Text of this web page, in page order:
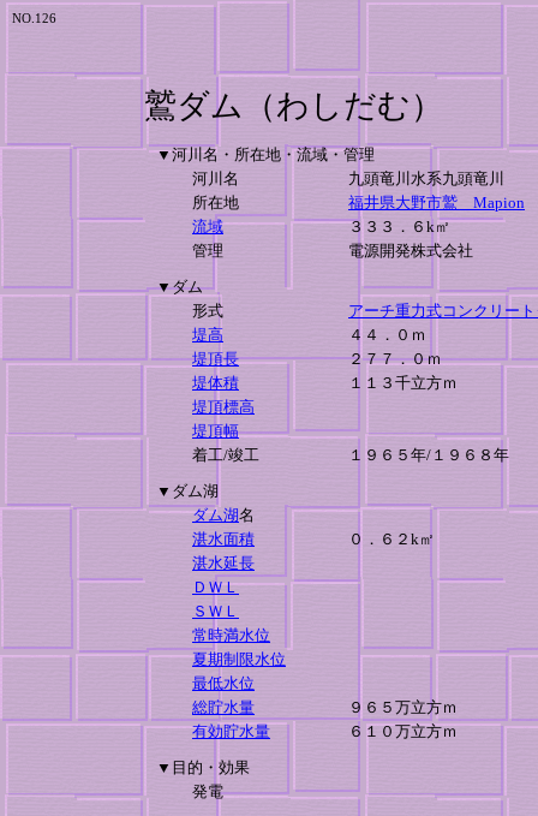
鷲ダム（わしだむ）
▼河川名・所在地・流域・管理
九頭竜川水系九頭竜川
福井県大野市鷲 Mapion
▼ダム
河川名
所在地
形式
堤頂長
堤高 ４４．０ｍ
アーチ重力式コンクリー
２７７．０ｍ
堤頂幅
堤頂標高
流域 ３３３．６k㎡
９６５万立方ｍ
総貯水量
最低水位
常時満水位
０．６２k㎡
湛水延長
湛水面積
ダム湖名
▼ダム湖
６１０万立方ｍ
有効貯水量
発電
▼目的・効果
管理 電源開発株式会社
１１３千立方ｍ
堤体積
１９６５年/１９６８年
着工/竣工
ＳＷＬ
夏期制限水位
ＤＷＬ
NO.126